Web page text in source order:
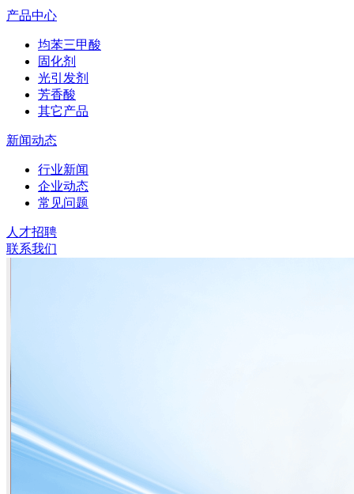
产品中心
均苯三甲酸
固化剂
光引发剂
芳香酸
其它产品
新闻动态
行业新闻
企业动态
常见问题
人才招聘
联系我们